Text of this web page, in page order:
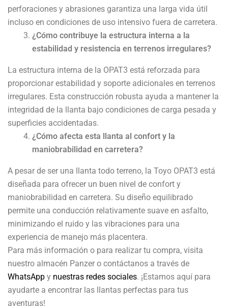
perforaciones y abrasiones garantiza una larga vida útil
incluso en condiciones de uso intensivo fuera de carretera.
¿Cómo contribuye la estructura interna a la
estabilidad y resistencia en terrenos irregulares?
La estructura interna de la OPAT3 está reforzada para
proporcionar estabilidad y soporte adicionales en terrenos
irregulares. Esta construcción robusta ayuda a mantener la
integridad de la llanta bajo condiciones de carga pesada y
superficies accidentadas.
¿Cómo afecta esta llanta al confort y la
maniobrabilidad en carretera?
A pesar de ser una llanta todo terreno, la Toyo OPAT3 está
diseñada para ofrecer un buen nivel de confort y
maniobrabilidad en carretera. Su diseño equilibrado
permite una conducción relativamente suave en asfalto,
minimizando el ruido y las vibraciones para una
experiencia de manejo más placentera.
Para más información o para realizar tu compra, visita
nuestro almacén Panzer o contáctanos a través de
WhatsApp y nuestras redes sociales. ¡Estamos aquí para
ayudarte a encontrar las llantas perfectas para tus
aventuras!